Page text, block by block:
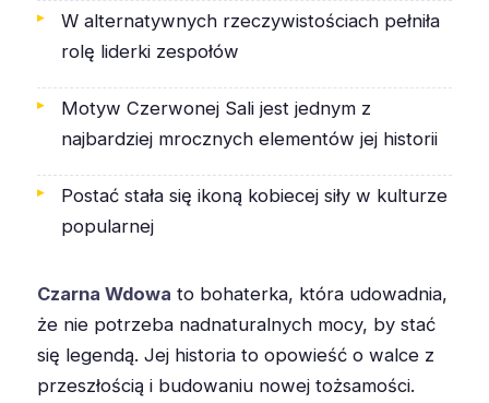
W alternatywnych rzeczywistościach pełniła
rolę liderki zespołów
Motyw Czerwonej Sali jest jednym z
najbardziej mrocznych elementów jej historii
Postać stała się ikoną kobiecej siły w kulturze
popularnej
Czarna Wdowa to bohaterka, która udowadnia,
że nie potrzeba nadnaturalnych mocy, by stać
się legendą. Jej historia to opowieść o walce z
przeszłością i budowaniu nowej tożsamości.